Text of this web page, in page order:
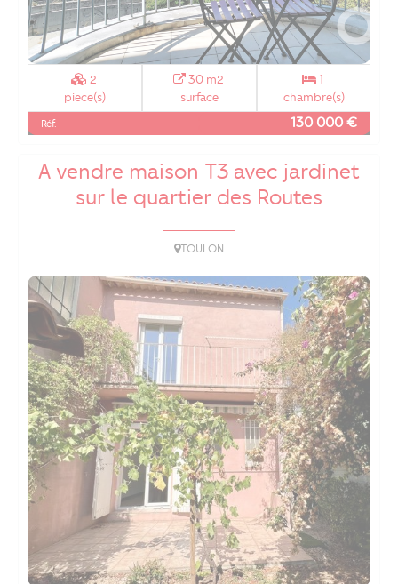
2
piece(s)
30 m2
surface
1
chambre(s)
Réf. 130 000 €
A vendre maison T3 avec jardinet
sur le quartier des Routes
TOULON